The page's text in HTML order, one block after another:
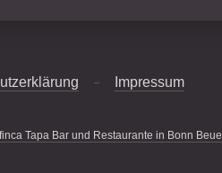
Impressum
Tapa Bar und Restaurante in Bonn Beuel